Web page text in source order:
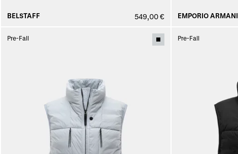
BELSTAFF 549,00 € EMPORIO ARMANI
Pre-Fall Pre-Fall